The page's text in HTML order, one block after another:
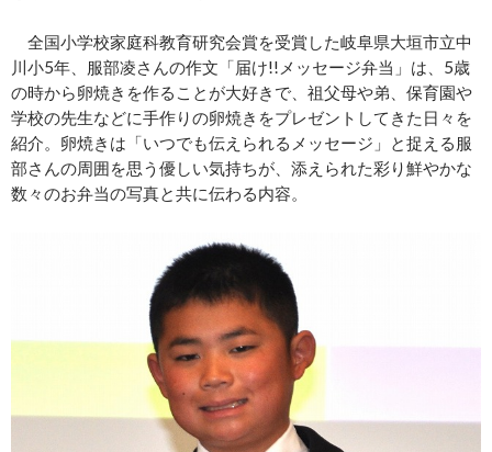
全国小学校家庭科教育研究会賞を受賞した岐阜県大垣市立中
川小5年、服部凌さんの作文「届け!!メッセージ弁当」は、5歳
の時から卵焼きを作ることが大好きで、祖父母や弟、保育園や
学校の先生などに手作りの卵焼きをプレゼントしてきた日々を
紹介。卵焼きは「いつでも伝えられるメッセージ」と捉える服
部さんの周囲を思う優しい気持ちが、添えられた彩り鮮やかな
数々のお弁当の写真と共に伝わる内容。